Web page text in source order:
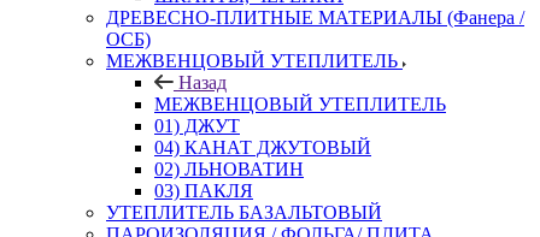
ДРЕВЕСНО-ПЛИТНЫЕ МАТЕРИАЛЫ (Фанера /
ОСБ)
МЕЖВЕНЦОВЫЙ УТЕПЛИТЕЛЬ
Назад
МЕЖВЕНЦОВЫЙ УТЕПЛИТЕЛЬ
01) ДЖУТ
04) КАНАТ ДЖУТОВЫЙ
02) ЛЬНОВАТИН
03) ПАКЛЯ
УТЕПЛИТЕЛЬ БАЗАЛЬТОВЫЙ